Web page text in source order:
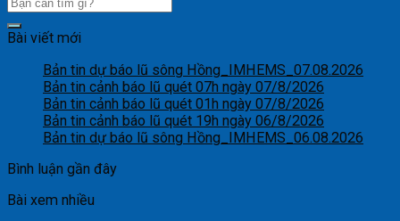
Bài viết mới
Bản tin dự báo lũ sông Hồng_IMHEMS_07.08.2026
Bản tin cảnh báo lũ quét 07h ngày 07/8/2026
Bản tin cảnh báo lũ quét 01h ngày 07/8/2026
Bản tin cảnh báo lũ quét 19h ngày 06/8/2026
Bản tin dự báo lũ sông Hồng_IMHEMS_06.08.2026
Bình luận gần đây
Bài xem nhiều